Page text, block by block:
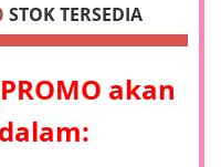
STOK TERSEDIA
akan
dalam: